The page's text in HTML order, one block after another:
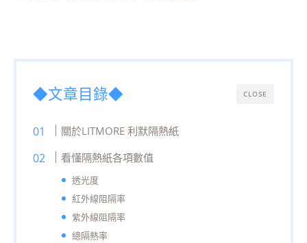
CLOSE
◆文章目錄◆
關於LITMORE 利默隔熱紙
看懂隔熱紙各項數值
透光度
紅外線阻隔率
紫外線阻隔率
總隔熱率